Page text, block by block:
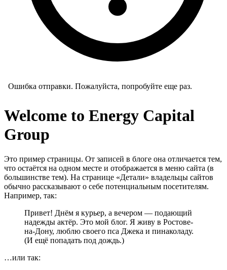
Ошибка отправки. Пожалуйста, попробуйте еще раз.
Welcome to Energy Capital
Group
Это пример страницы. От записей в блоге она отличается тем,
что остаётся на одном месте и отображается в меню сайта (в
большинстве тем). На странице «Детали» владельцы сайтов
обычно рассказывают о себе потенциальным посетителям.
Например, так:
Привет! Днём я курьер, а вечером — подающий
надежды актёр. Это мой блог. Я живу в Ростове-
на-Дону, люблю своего пса Джека и пинаколаду.
(И ещё попадать под дождь.)
…или так: